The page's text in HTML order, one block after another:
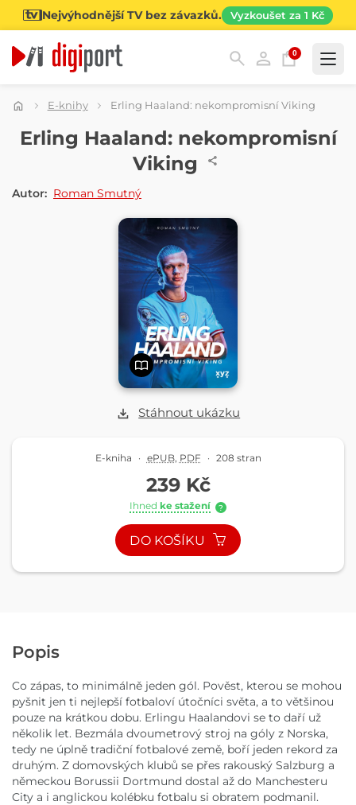
Nejvýhodnější TV bez závazků. Vyzkoušet za 1 Kč
0
Kategorie
E-knihy Erling Haaland: nekompromisní Viking
Stáhnout ukázku
E-KNIHA
Erling Haaland: nekompromisní
Viking
Autor: Roman Smutný
E-kniha · ePUB, PDF · 208 stran
239 Kč
Ihned ke stažení ?
DO KOŠÍKU
Popis
Co zápas, to minimálně jeden gól. Pověst, kterou se mohou
pyšnit jen ti nejlepší fotbaloví útočníci světa, a to většinou
pouze na krátkou dobu. Erlingu Haalandovi se to daří už
několik let. Bezmála dvoumetrový stroj na góly z Norska,
tedy ne úplně tradiční fotbalové země, boří jeden rekord za
druhým. Z domovských klubů se přes rakouský Salzburg a
německou Borussii Dortmund dostal až do Manchesteru
City a i anglickou kolébku fotbalu si obratem podmanil.